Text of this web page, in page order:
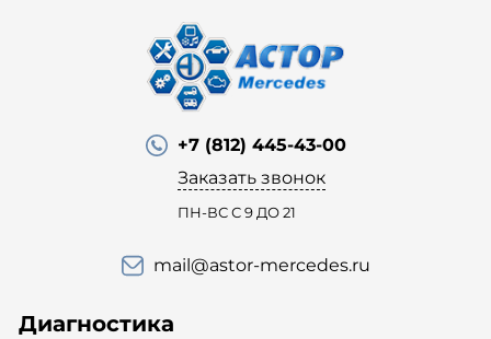
+7 (812) 445-43-00
Заказать звонок
ПН-ВС С 9 ДО 21
mail@astor-mercedes.ru
Диагностика